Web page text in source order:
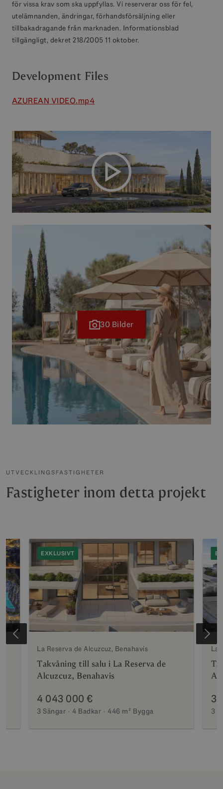
för vissa krav som ska uppfyllas. Vi reserverar oss för fel,
utelämnanden, ändringar, förhandsförsäljning eller
tillbakadragande från marknaden. Informationsblad
tillgängligt, dekret 218/2005 11 oktober.
Development Files
AZUREAN VIDEO.mp4
30 Bilder
UTVECKLINGSFASTIGHETER
Fastigheter inom detta projekt
EXKLUSIVT
La Reserva de Alcuzcuz, Benahavis
Takvåning till salu i La Reserva de
Alcuzcuz, Benahavis
4 043 000 €
3 Sängar 4 Badkar 446 m² Bygga
La
3
3